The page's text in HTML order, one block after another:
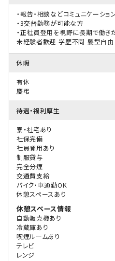
・報告・相談などコミュニケーシ
・3交替勤務が可能な方
・正社員登用を視野に長期で働き
未経験者歓迎 学歴不問 髪型自由
休暇
有休
慶弔
待遇・福利厚生
寮・社宅あり
社保完備
社員登用あり
制服貸与
完全分煙
交通費支給
バイク・車通勤OK
休憩スペースあり
休憩スペース情報
自動販売機あり
冷蔵庫あり
喫煙ルームあり
テレビ
レンジ